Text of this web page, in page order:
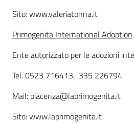
Sito: www.valeriatonna.it
Primogenita International Adoption
Ente autorizzato per le adozioni
Tel. 0523 716413, 335 226794
Mail: piacenza@laprimogenita.it
Sito: www.laprimogenita.it